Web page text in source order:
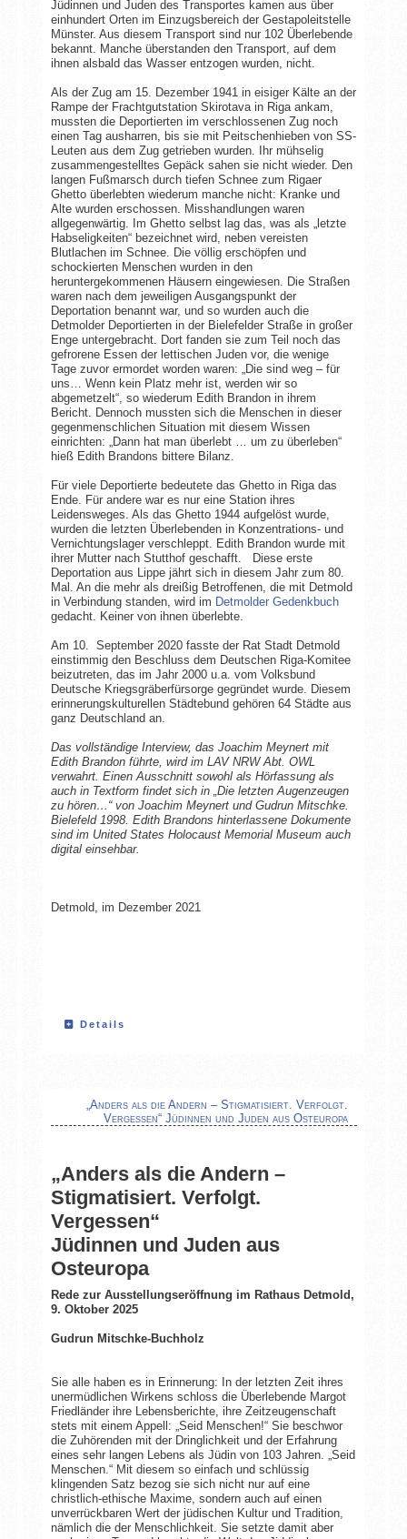
Jüdinnen und Juden des Transportes kamen aus über
einhundert Orten im Einzugsbereich der Gestapoleitstelle
Münster. Aus diesem Transport sind nur 102 Überlebende
bekannt. Manche überstanden den Transport, auf dem
ihnen alsbald das Wasser entzogen wurden, nicht.
Als der Zug am 15. Dezember 1941 in eisiger Kälte an der
Rampe der Frachtgutstation Skirotava in Riga ankam,
mussten die Deportierten im verschlossenen Zug noch
einen Tag ausharren, bis sie mit Peitschenhieben von SS-
Leuten aus dem Zug getrieben wurden. Ihr mühselig
zusammengestelltes Gepäck sahen sie nicht wieder. Den
langen Fußmarsch durch tiefen Schnee zum Rigaer
Ghetto überlebten wiederum manche nicht: Kranke und
Alte wurden erschossen. Misshandlungen waren
allgegenwärtig. Im Ghetto selbst lag das, was als „letzte
Habseligkeiten“ bezeichnet wird, neben vereisten
Blutlachen im Schnee. Die völlig erschöpfen und
schockierten Menschen wurden in den
heruntergekommenen Häusern eingewiesen. Die Straßen
waren nach dem jeweiligen Ausgangspunkt der
Deportation benannt war, und so wurden auch die
Detmolder Deportierten in der Bielefelder Straße in großer
Enge untergebracht. Dort fanden sie zum Teil noch das
gefrorene Essen der lettischen Juden vor, die wenige
Tage zuvor ermordet worden waren: „Die sind weg – für
uns… Wenn kein Platz mehr ist, werden wir so
abgemetzelt“, so wiederum Edith Brandon in ihrem
Bericht. Dennoch mussten sich die Menschen in dieser
gegenmenschlichen Situation mit diesem Wissen
einrichten: „Dann hat man überlebt … um zu überleben“
hieß Edith Brandons bittere Bilanz.
Für viele Deportierte bedeutete das Ghetto in Riga das
Ende. Für andere war es nur eine Station ihres
Leidensweges. Als das Ghetto 1944 aufgelöst wurde,
wurden die letzten Überlebenden in Konzentrations- und
Vernichtungslager verschleppt. Edith Brandon wurde mit
ihrer Mutter nach Stutthof geschafft. Diese erste
Deportation aus Lippe jährt sich in diesem Jahr zum 80.
Mal. An die mehr als dreißig Betroffenen, die mit Detmold
in Verbindung standen, wird im Detmolder Gedenkbuch
gedacht. Keiner von ihnen überlebte.
Am 10. September 2020 fasste der Rat Stadt Detmold
einstimmig den Beschluss dem Deutschen Riga-Komitee
beizutreten, das im Jahr 2000 u.a. vom Volksbund
Deutsche Kriegsgräberfürsorge gegründet wurde. Diesem
erinnerungskulturellen Städtebund gehören 64 Städte aus
ganz Deutschland an.
Das vollständige Interview, das Joachim Meynert mit
Edith Brandon führte, wird im LAV NRW Abt. OWL
verwahrt. Einen Ausschnitt sowohl als Hörfassung als
auch in Textform findet sich in „Die letzten Augenzeugen
zu hören…“ von Joachim Meynert und Gudrun Mitschke.
Bielefeld 1998. Edith Brandons hinterlassene Dokumente
sind im United States Holocaust Memorial Museum auch
digital einsehbar.
Detmold, im Dezember 2021
Details
„Anders als die Andern – Stigmatisiert. Verfolgt.
Vergessen“ Jüdinnen und Juden aus Osteuropa
„Anders als die Andern –
Stigmatisiert. Verfolgt.
Vergessen“
Jüdinnen und Juden aus
Osteuropa
Rede zur Ausstellungseröffnung im Rathaus Detmold,
9. Oktober 2025
Gudrun Mitschke-Buchholz
Sie alle haben es in Erinnerung: In der letzten Zeit ihres
unermüdlichen Wirkens schloss die Überlebende Margot
Friedländer ihre Lebensberichte, ihre Zeitzeugenschaft
stets mit einem Appell: „Seid Menschen!“ Sie beschwor
die Zuhörenden mit der Dringlichkeit und der Erfahrung
eines sehr langen Lebens als Jüdin von 103 Jahren. „Seid
Menschen.“ Mit diesem so einfach und schlüssig
klingenden Satz bezog sie sich nicht nur auf eine
christlich-ethische Maxime, sondern auch auf einen
unverrückbaren Wert der jüdischen Kultur und Tradition,
nämlich die der Menschlichkeit. Sie setzte damit aber